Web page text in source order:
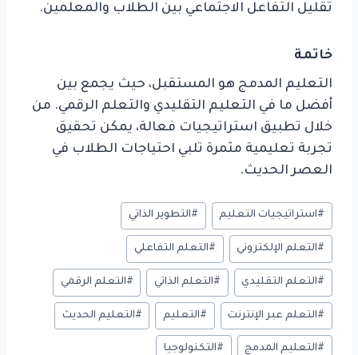
تقليل التفاعل الاجتماعي بين الطلاب والمعلمين.
خاتمة
التعليم المدمج هو المستقبل، حيث يجمع بين
أفضل ما في التعليم التقليدي والتعلم الرقمي. من
خلال تطبيق استراتيجيات فعالة، يمكن تحقيق
تجربة تعليمية مثمرة تلبي احتياجات الطلاب في
العصر الحديث.
وسوم
المقال:
#استراتيجيات التعليم #التطوير الذاتي
#التعلم الإلكتروني #التعلم التفاعلي
#التعلم التقليدي #التعلم الذاتي #التعلم الرقمي
#التعلم عبر الإنترنت #التعليم #التعليم الحديث
#التعليم المدمج #التكنولوجيا